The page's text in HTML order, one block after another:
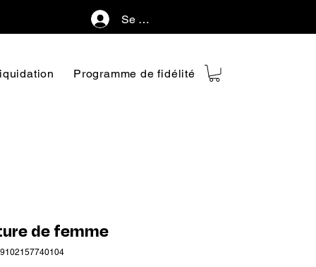
Se connecter
Programme de fidélité
de femme